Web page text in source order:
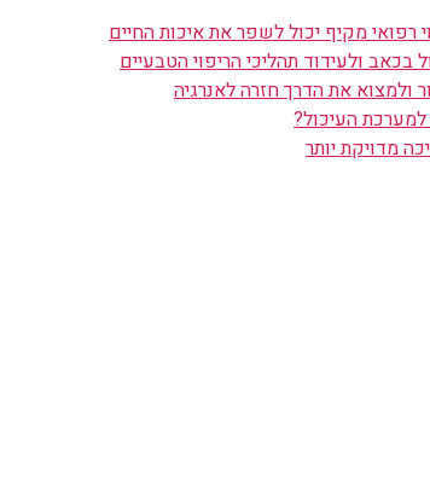
רפואי מקיף יכול לשפר את איכות החיים
ולעידוד תהליכי הריפוי הטבעיים
את הדרך חזרה לאנרגיה
העיכול?